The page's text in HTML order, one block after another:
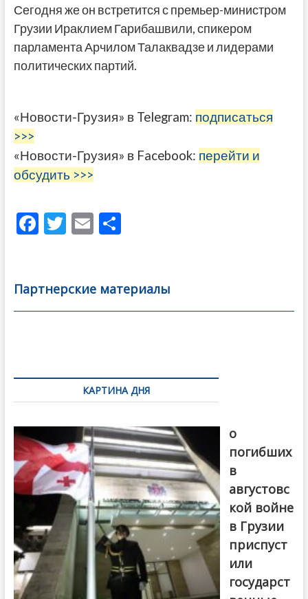
Сегодня же он встретится с премьер-министром
Грузии Ираклием Гарибашвили, спикером
парламента Арчилом Талаквадзе и лидерами
политических партий.
«Новости-Грузия» в Telegram: подписаться
>>>
«Новости-Грузия» в Facebook: перейти и
обсудить >>>
F
b
o
T
er
E
l
О
а
в
Партнерские материалы
по
записямКАРТИНА ДНЯ
о
погибших
в
августовс
кой войне
в Грузии
приспуст
или
государст